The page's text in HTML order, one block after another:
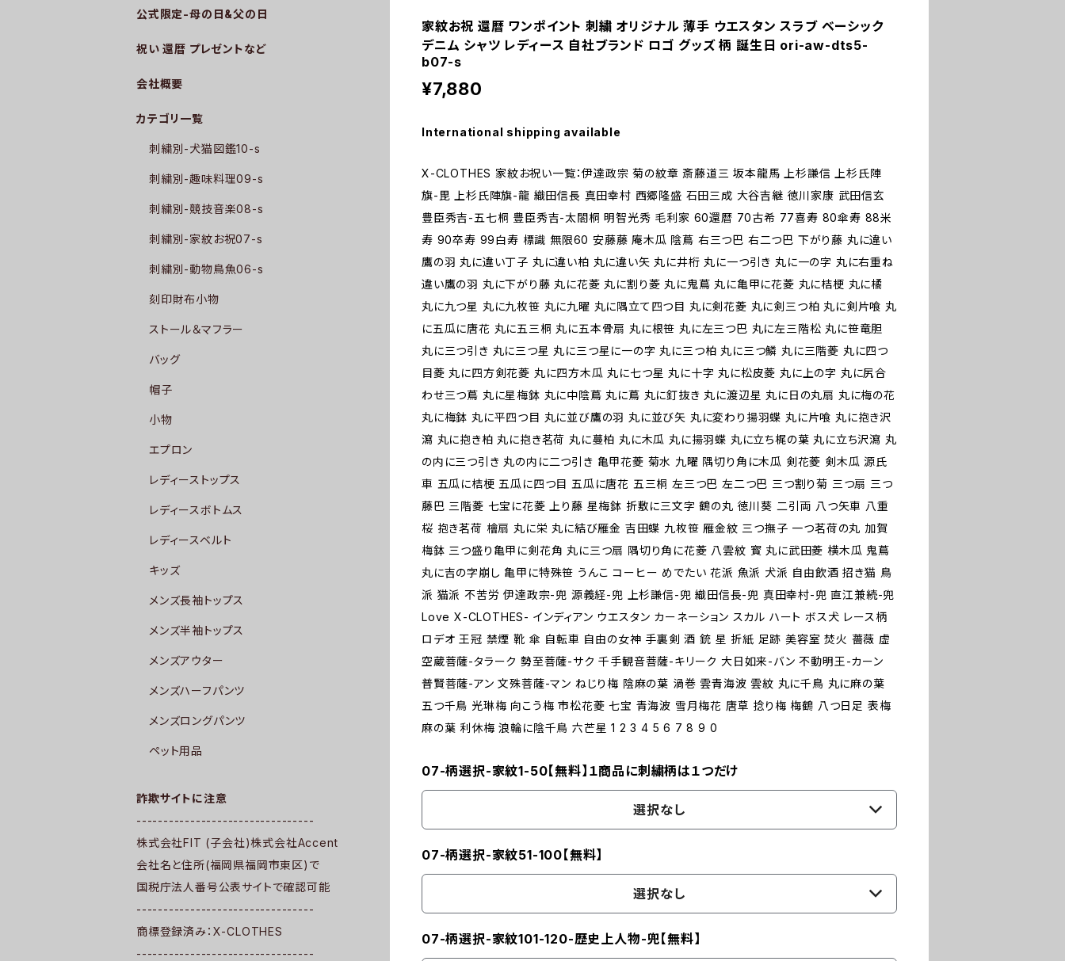
家紋お祝 還暦 ワンポイント 刺繍 オリジナル 薄手 ウエスタン スラブ ベーシック
デニム シャツ レディース 自社ブランド ロゴ グッズ 柄 誕生日 ori-aw-dts5-
b07-s
¥7,880
International shipping available
X-CLOTHES 家紋お祝い一覧：伊達政宗 菊の紋章 斎藤道三 坂本龍馬 上杉謙信 上杉氏陣
旗-毘 上杉氏陣旗-龍 織田信長 真田幸村 西郷隆盛 石田三成 大谷吉継 徳川家康 武田信玄
豊臣秀吉-五七桐 豊臣秀吉-太閤桐 明智光秀 毛利家 60還暦 70古希 77喜寿 80傘寿 88米
寿 90卒寿 99白寿 標識 無限60 安藤藤 庵木瓜 陰蔦 右三つ巴 右二つ巴 下がり藤 丸に違い
鷹の羽 丸に違い丁子 丸に違い柏 丸に違い矢 丸に井桁 丸に一つ引き 丸に一の字 丸に右重ね
違い鷹の羽 丸に下がり藤 丸に花菱 丸に割り菱 丸に鬼蔦 丸に亀甲に花菱 丸に桔梗 丸に橘
丸に九つ星 丸に九枚笹 丸に九曜 丸に隅立て四つ目 丸に剣花菱 丸に剣三つ柏 丸に剣片喰 丸
に五瓜に唐花 丸に五三桐 丸に五本骨扇 丸に根笹 丸に左三つ巴 丸に左三階松 丸に笹竜胆
丸に三つ引き 丸に三つ星 丸に三つ星に一の字 丸に三つ柏 丸に三つ鱗 丸に三階菱 丸に四つ
目菱 丸に四方剣花菱 丸に四方木瓜 丸に七つ星 丸に十字 丸に松皮菱 丸に上の字 丸に尻合
わせ三つ蔦 丸に星梅鉢 丸に中陰蔦 丸に蔦 丸に釘抜き 丸に渡辺星 丸に日の丸扇 丸に梅の花
丸に梅鉢 丸に平四つ目 丸に並び鷹の羽 丸に並び矢 丸に変わり揚羽蝶 丸に片喰 丸に抱き沢
瀉 丸に抱き柏 丸に抱き茗荷 丸に蔓柏 丸に木瓜 丸に揚羽蝶 丸に立ち梶の葉 丸に立ち沢瀉 丸
の内に三つ引き 丸の内に二つ引き 亀甲花菱 菊水 九曜 隅切り角に木瓜 剣花菱 剣木瓜 源氏
車 五瓜に桔梗 五瓜に四つ目 五瓜に唐花 五三桐 左三つ巴 左二つ巴 三つ割り菊 三つ扇 三つ
藤巴 三階菱 七宝に花菱 上り藤 星梅鉢 折敷に三文字 鶴の丸 徳川葵 二引両 八つ矢車 八重
桜 抱き茗荷 檜扇 丸に栄 丸に結び雁金 吉田蝶 九枚笹 雁金紋 三つ撫子 一つ茗荷の丸 加賀
梅鉢 三つ盛り亀甲に剣花角 丸に三つ扇 隅切り角に花菱 八雲紋 寳 丸に武田菱 横木瓜 鬼蔦
丸に吉の字崩し 亀甲に特殊笹 うんこ コーヒー めでたい 花派 魚派 犬派 自由飲酒 招き猫 鳥
派 猫派 不苦労 伊達政宗-兜 源義経-兜 上杉謙信-兜 織田信長-兜 真田幸村-兜 直江兼続-兜
Love X-CLOTHES- インディアン ウエスタン カーネーション スカル ハート ボス犬 レース柄
ロデオ 王冠 禁煙 靴 傘 自転車 自由の女神 手裏剣 酒 銃 星 折紙 足跡 美容室 焚火 薔薇 虚
空蔵菩薩-タラーク 勢至菩薩-サク 千手観音菩薩-キリーク 大日如来-バン 不動明王-カーン
普賢菩薩-アン 文殊菩薩-マン ねじり梅 陰麻の葉 渦巻 雲青海波 雲紋 丸に千鳥 丸に麻の葉
五つ千鳥 光琳梅 向こう梅 市松花菱 七宝 青海波 雪月梅花 唐草 捻り梅 梅鶴 八つ日足 表梅
麻の葉 利休梅 浪輪に陰千鳥 六芒星 1 2 3 4 5 6 7 8 9 0
07-柄選択-家紋1-50【無料】１商品に刺繍柄は１つだけ
選択なし
07-柄選択-家紋51-100【無料】
選択なし
07-柄選択-家紋101-120-歴史上人物-兜【無料】
公式限定-母の日&父の日
祝い 還暦 プレゼントなど
会社概要
カテゴリ一覧
刺繍別-犬猫図鑑10-s
刺繍別-趣味料理09-s
刺繍別-競技音楽08-s
刺繍別-家紋お祝07-s
刺繍別-動物鳥魚06-s
刻印財布小物
ストール＆マフラー
バッグ
帽子
小物
エプロン
レディーストップス
レディースボトムス
レディースベルト
キッズ
メンズ長袖トップス
メンズ半袖トップス
メンズアウター
メンズハーフパンツ
メンズロングパンツ
ペット用品
詐欺サイトに注意
---------------------------------
株式会社FIT (子会社)株式会社Accent
会社名と住所(福岡県福岡市東区)で
国税庁法人番号公表サイトで確認可能
---------------------------------
商標登録済み：X-CLOTHES
---------------------------------